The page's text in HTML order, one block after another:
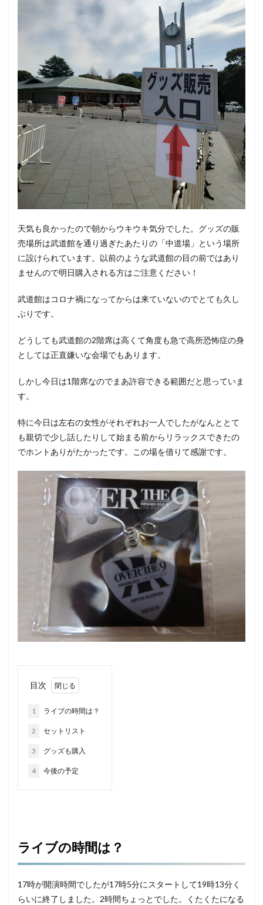
天気も良かったので朝からウキウキ気分でした。グッズの販
売場所は武道館を通り過ぎたあたりの「中道場」という場所
に設けられています。以前のような武道館の目の前ではあり
ませんので明日購入される方はご注意ください！
武道館はコロナ禍になってからは来ていないのでとても久し
ぶりです。
どうしても武道館の2階席は高くて角度も急で高所恐怖症の身
としては正直嫌いな会場でもあります。
しかし今日は1階席なのでまあ許容できる範囲だと思っていま
す。
特に今日は左右の女性がそれぞれお一人でしたがなんととて
も親切で少し話したりして始まる前からリラックスできたの
でホントありがたかったです。この場を借りて感謝です。
目次
1 ライブの時間は？
2 セットリスト
3 グッズも購入
4 今後の予定
ライブの時間は？
17時が開演時間でしたが17時5分にスタートして19時13分く
らいに終了しました。2時間ちょっとでした。くたくたになる
１年 脱走防止
着せ替え
どうぶつの森
テレビゲーム
ドラゴンクエスト
バージョンアップ
初心者
食べ残し
ふみふみ 猫
自動車免許
教習所
自動車 ワクチン 副反応
予防
粒
ブログ 食事
新型コロナウイルス感染症
心構え
初めて
飼う wordpress THOR
検索